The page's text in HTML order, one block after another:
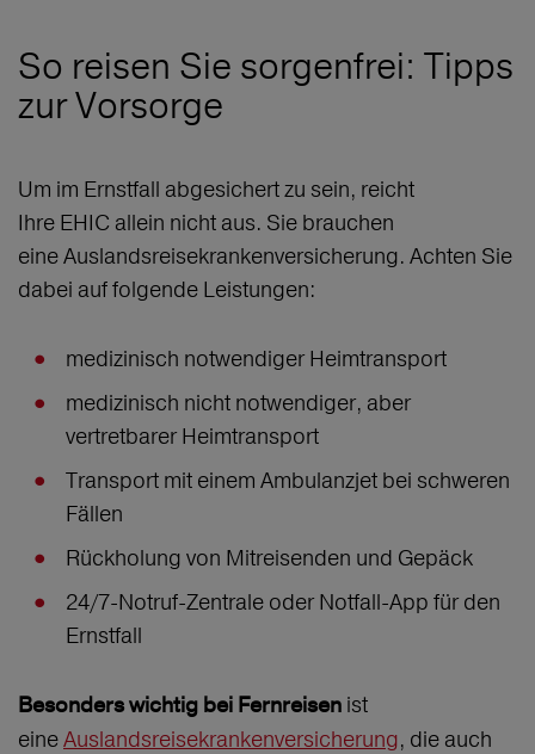
So reisen Sie sorgenfrei: Tipps
zur Vorsorge
Um im Ernstfall abgesichert zu sein, reicht
Ihre EHIC allein nicht aus. Sie brauchen
eine Auslandsreisekrankenversicherung. Achten Sie
dabei auf folgende Leistungen:
medizinisch notwendiger Heimtransport
medizinisch nicht notwendiger, aber
vertretbarer Heimtransport
Transport mit einem Ambulanzjet bei schweren
Fällen
Rückholung von Mitreisenden und Gepäck
24/7-Notruf-Zentrale oder Notfall-App für den
Ernstfall
Besonders wichtig bei Fernreisen ist
eineAuslandsreisekrankenversicherung, die auch